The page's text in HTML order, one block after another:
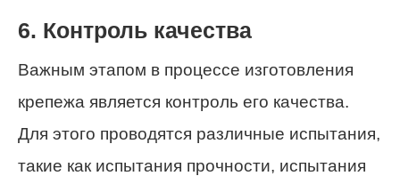
6. Контроль качества
Важным этапом в процессе изготовления
крепежа является контроль его качества.
Для этого проводятся различные испытания,
такие как испытания прочности, испытания